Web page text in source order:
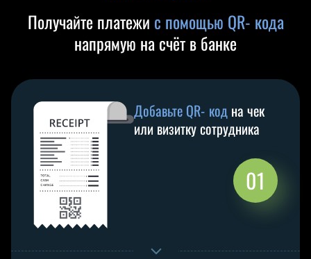
Получайте платежи с помощью QR‑кода
напрямую на счёт в банке
Добавьте QR‑код на чек
или визитку сотрудника
01